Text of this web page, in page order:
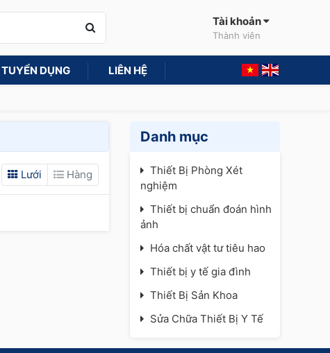
Tài khoản
Thành viên
TUYỂN DỤNG LIÊN HỆ
Lưới Hàng
Danh mục
Thiết Bị Phòng Xét
nghiệm
Thiết bị chuẩn đoán hình
ảnh
Hóa chất vật tư tiêu hao
Thiết bị y tế gia đình
Thiết Bị Sản Khoa
Sửa Chữa Thiết Bị Y Tế